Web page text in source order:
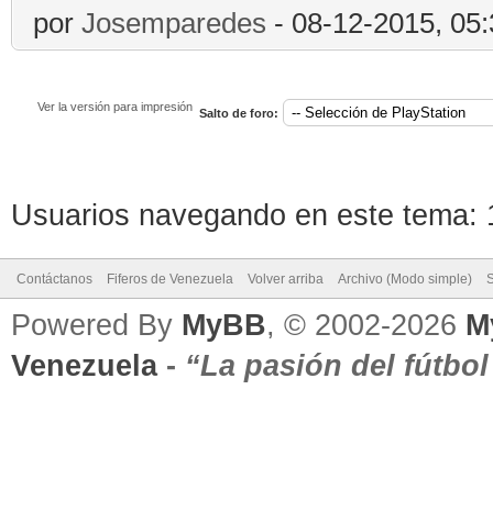
por Josemparedes - 08-12-2015,
Ver la versión para impresión Salto de foro:
Usuarios navegando en este tema:
Contáctanos Fiferos de Venezuela Volver arriba Archivo (Modo simple)
Powered By MyBB, © 2002-2026
Venezuela- “La pasión del